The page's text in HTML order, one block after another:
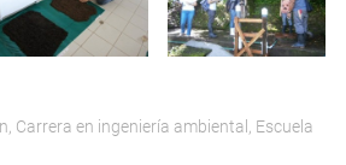
Carrera en ingeniería ambiental
Escuela